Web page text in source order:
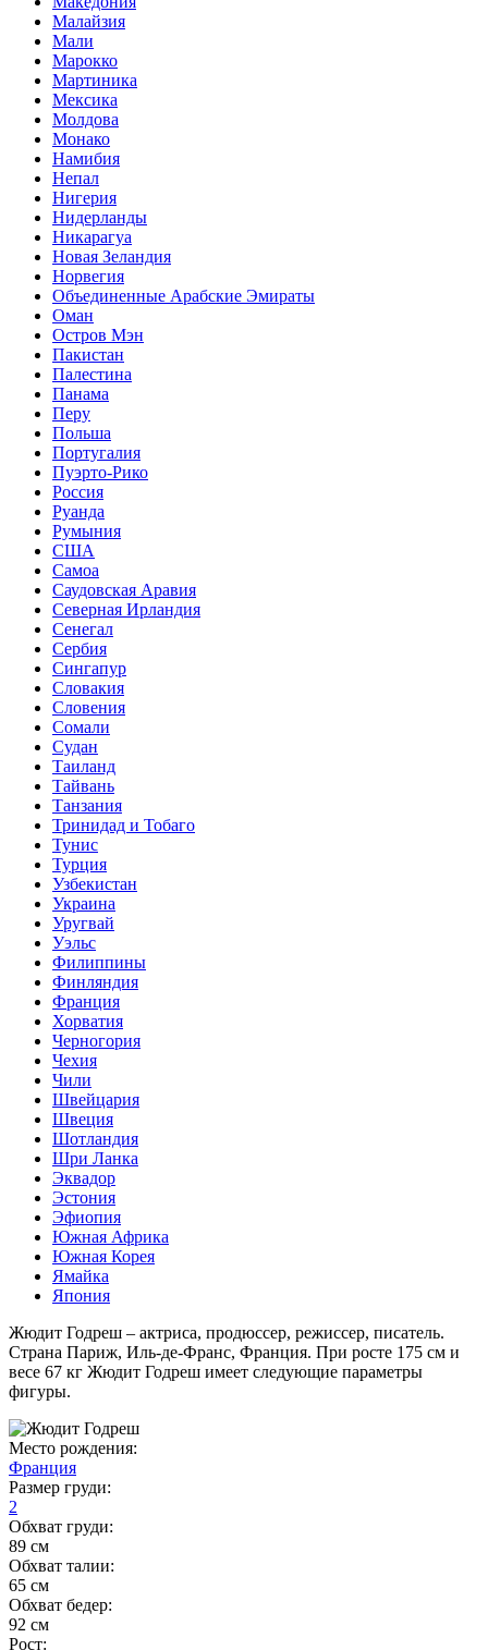
Малайзия
Мали
Марокко
Мартиника
Мексика
Молдова
Монако
Намибия
Непал
Нигерия
Нидерланды
Никарагуа
Новая Зеландия
Норвегия
Объединенные Арабские Эмираты
Оман
Остров Мэн
Пакистан
Палестина
Панама
Перу
Польша
Португалия
Пуэрто-Рико
Россия
Руанда
Румыния
США
Самоа
Саудовская Аравия
Северная Ирландия
Сенегал
Сербия
Сингапур
Словакия
Словения
Сомали
Судан
Таиланд
Тайвань
Танзания
Тринидад и Тобаго
Тунис
Турция
Узбекистан
Украина
Уругвай
Уэльс
Филиппины
Финляндия
Франция
Хорватия
Черногория
Чехия
Чили
Швейцария
Швеция
Шотландия
Шри Ланка
Эквадор
Эстония
Эфиопия
Южная Африка
Южная Корея
Ямайка
Япония
Жюдит Годреш – актриса, продюссер, режиссер, писатель.
Страна Париж, Иль-де-Франс, Франция. При росте 175 см и
весе 67 кг Жюдит Годреш имеет следующие параметры
фигуры.
Место рождения:
Франция
Размер груди:
2
Обхват груди:
89 см
Обхват талии:
65 см
Обхват бедер:
92 см
Рост: